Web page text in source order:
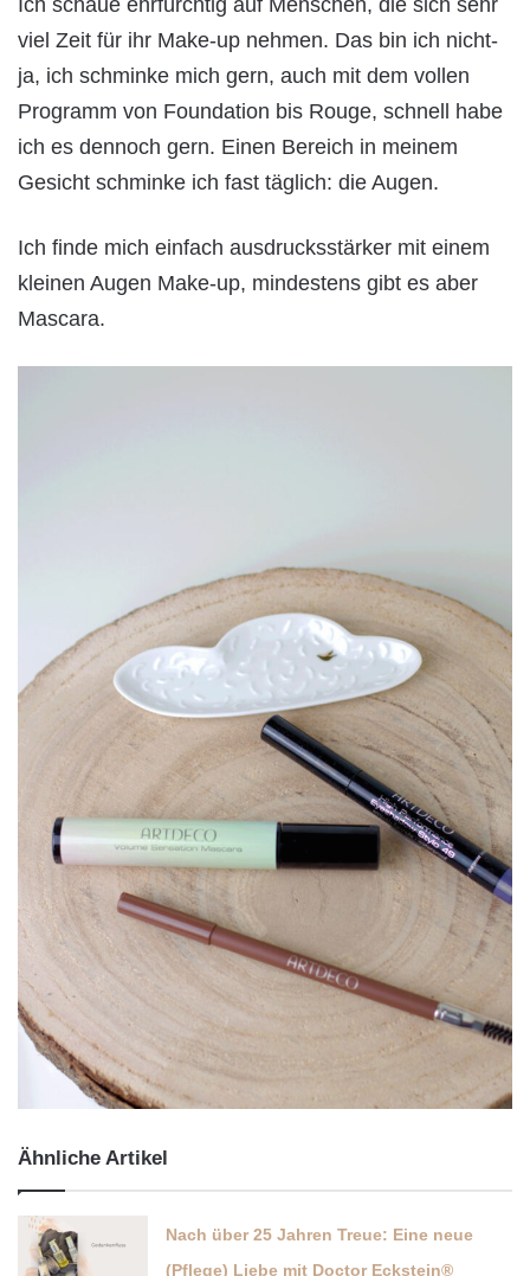
Ich schaue ehrfürchtig auf Menschen, die sich sehr
viel Zeit für ihr Make-up nehmen. Das bin ich nicht-
ja, ich schminke mich gern, auch mit dem vollen
Programm von Foundation bis Rouge, schnell habe
ich es dennoch gern. Einen Bereich in meinem
Gesicht schminke ich fast täglich: die Augen.
Ich finde mich einfach ausdrucksstärker mit einem
kleinen Augen Make-up, mindestens gibt es aber
Mascara.
Ähnliche Artikel
Nach über 25 Jahren Treue: Eine neue
(Pflege) Liebe mit Doctor Eckstein®